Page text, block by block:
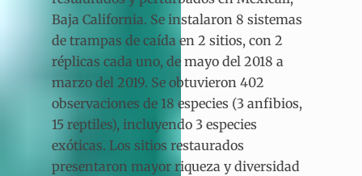
Baja California. Se instalaron 8 sistemas
de trampas de caída en 2 sitios, con 2
réplicas cada uno, de mayo del 2018 a
marzo del 2019. Se obtuvieron 402
observaciones de 18 especies (3 anfibios,
15 reptiles), incluyendo 3 especies
exóticas. Los sitios restaurados
presentaron mayor riqueza y diversidad